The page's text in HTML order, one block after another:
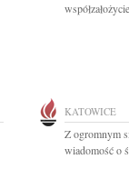
KATOWICE
Z ogromnym
wiadomość o